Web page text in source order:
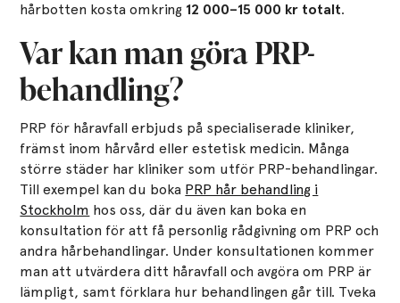
hårbotten kosta omkring 12 000–15 000 kr totalt.
Var kan man göra PRP-
behandling?
PRP för håravfall erbjuds på specialiserade kliniker,
främst inom hårvård eller estetisk medicin. Många
större städer har kliniker som utför PRP-behandlingar.
Till exempel kan du boka PRP hår behandling i
Stockholm hos oss, där du även kan boka en
konsultation för att få personlig rådgivning om PRP och
andra hårbehandlingar. Under konsultationen kommer
man att utvärdera ditt håravfall och avgöra om PRP är
lämpligt, samt förklara hur behandlingen går till. Tveka